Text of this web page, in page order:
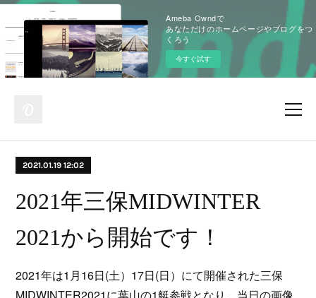
Ameba Owndで
あなただけのホームページやブログをつ
くろう
今すぐ試す
2021.01.19 12:02
2021年三保MIDWINTER
2021から開始です！
2021年は1月16日(土）17日(日）にて開催された三保